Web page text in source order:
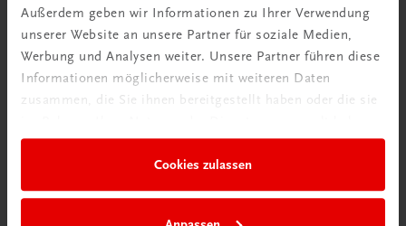
Außerdem geben wir Informationen zu Ihrer Verwendung
unserer Website an unsere Partner für soziale Medien,
Werbung und Analysen weiter. Unsere Partner führen diese
Informationen möglicherweise mit weiteren Daten
zusammen, die Sie ihnen bereitgestellt haben oder die sie
Cookies zulassen
Familienunternehmen mit 80 Mitarbeiterinnen und
Mitarbeitern, die eines verbindet: Begeisterung für unsere
Produkte.
mehr erfahren